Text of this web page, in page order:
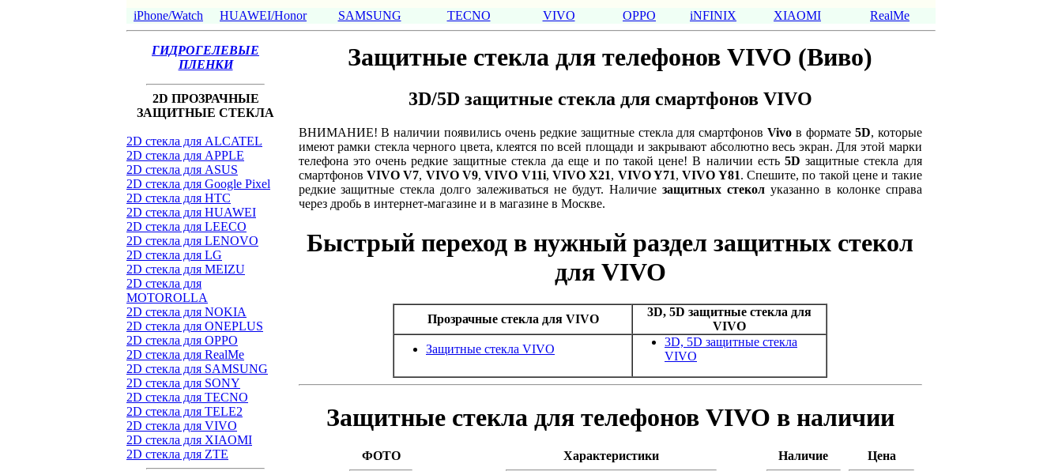
iPhone/Watch HUAWEI/Honor SAMSUNG TECNO VIVO OPPO iNFINIX XIAOMI RealMe
ГИДРОГЕЛЕВЫЕ
ПЛЕНКИ
2D ПРОЗРАЧНЫЕ
ЗАЩИТНЫЕ СТЕКЛА
2D стекла для ALCATEL
2D стекла для APPLE
2D стекла для ASUS
2D стекла для Google Pixel
2D стекла для HTC
2D стекла для HUAWEI
2D стекла для LEECO
2D стекла для LENOVO
2D стекла для LG
2D стекла для MEIZU
2D стекла для
MOTOROLLA
2D стекла для NOKIA
2D стекла для ONEPLUS
2D стекла для OPPO
2D стекла для RealMe
2D стекла для SAMSUNG
2D стекла для SONY
2D стекла для TECNO
2D стекла для TELE2
2D стекла для VIVO
2D стекла для XIAOMI
2D стекла для ZTE
Защитные стекла для телефонов VIVO (Виво)
3D/5D защитные стекла для смартфонов VIVO
ВНИМАНИЕ! В наличии появились очень редкие защитные стекла для смартфоновVivo в формате 5D, которые
имеют рамки стекла черного цвета, клеятся по всей площади и закрывают абсолютно весь экран. Для этой марки
телефона это очень редкие защитные стекла да еще и по такой цене! В наличии есть 5D защитные стекла для
смартфонов VIVO V7, VIVO V9,VIVO V11i, VIVO X21, VIVO Y71,VIVO Y81. Спешите, по такой цене и такие
редкие защитные стекла долго залеживаться не будут. Наличие защитных стеколуказанно в колонке справа
через дробь в интернет-магазине и в магазине в Москве.
Быстрый переход в нужный раздел защитных стекол
для VIVO
Прозрачные стекла для VIVO
3D, 5D защитные стекла для
VIVO
Защитные стекла VIVO
3D, 5D защитные стекла
VIVO
Защитные стекла для телефонов VIVO в наличии
ФОТО Характеристики Наличие Цена